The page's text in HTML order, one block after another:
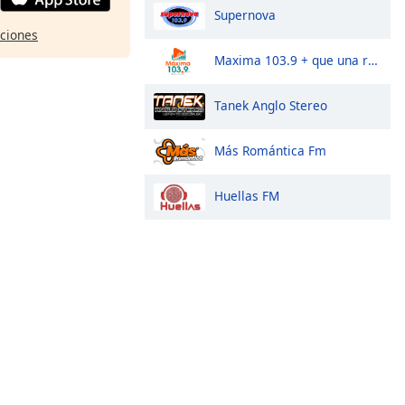
Supernova
Maxima 103.9 + que una radio
Tanek Anglo Stereo
Más Romántica Fm
Huellas FM